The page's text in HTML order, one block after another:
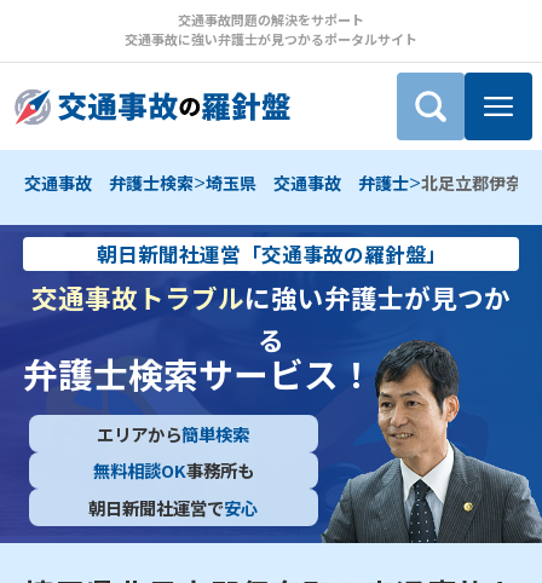
交通事故問題の解決をサポート
交通事故に強い弁護士が見つかるポータルサイト
交通事故 弁護士検索>埼玉県 交通事故 弁護士>北足立郡伊奈
朝日新聞社運営「交通事故の羅針盤」
交通事故トラブルに強い弁護士が見つか
る
弁護士検索サービス！
エリアから簡単検索
無料相談OK事務所も
朝日新聞社運営で安心